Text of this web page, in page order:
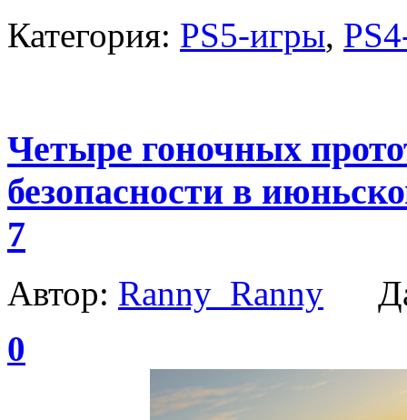
Категория: PS5-игры,
Четыре гоночных
безопасности в
7
Автор: Ranny_Ranny
0